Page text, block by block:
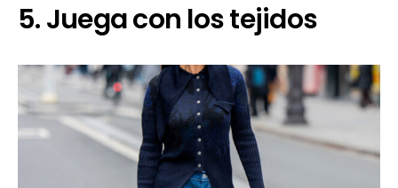
5. Juega con los tejidos